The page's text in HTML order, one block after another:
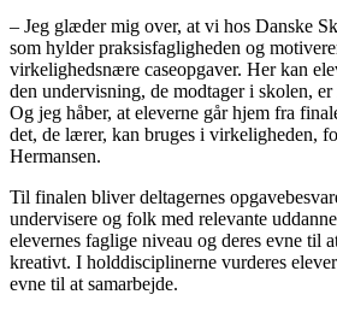
– Jeg glæder mig over, at vi hos Danske
som hylder praksisfagligheden og
virkelighedsnære caseopgaver. Her kan
den undervisning, de modtager i skolen,
Og jeg håber, at eleverne går hjem fra
det, de lærer, kan bruges i virkeligheden,
Hermansen.
Til finalen bliver deltagernes
undervisere og folk med relevante
elevernes faglige niveau og deres evne til
kreativt. I holddisciplinerne vurderes
evne til at samarbejde.